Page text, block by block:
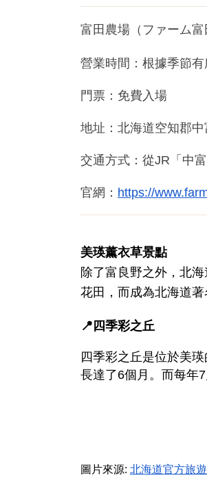
富田農場（ファーム富
營業時間：根據季節
門票：免費入場
地址：北海道空知郡
交通方式：從JR「中
官網： https://
美瑛薰衣草景點
除了富良野之外，北
花田，而成為北海道
📍四季彩之丘
四季彩之丘是位於美
長達了6個月。而每年
圖片來源: 北海道官方旅